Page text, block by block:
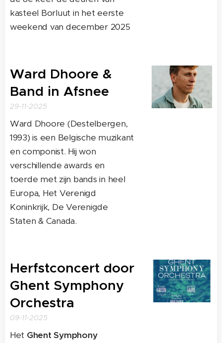
kasteel Borluut in het eerste
weekend van december 2025
Ward Dhoore &
Band in Afsnee
29-11-2025
Ward Dhoore (Destelbergen,
1993) is een Belgische muzikant
en componist. Hij won
verschillende awards en
toerde met zijn bands in heel
Europa, Het Verenigd
Koninkrijk, De Verenigde
Staten & Canada.
Herfstconcert door
Ghent Symphony
Orchestra
09-11-2025
Het Ghent Symphony